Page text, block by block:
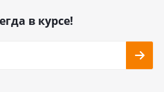
в курсе!